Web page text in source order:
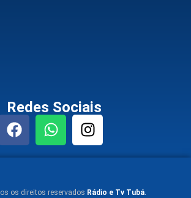
Redes Sociais
os direitos reservados Rádio e Tv Tubá.